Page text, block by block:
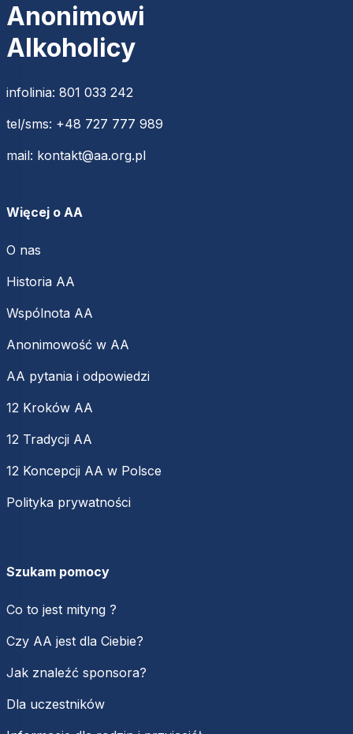
Anonimowi
Alkoholicy
infolinia: 801 033 242
tel/sms: +48 727 777 989
mail: kontakt@aa.org.pl
Więcej o AA
O nas
Historia AA
Wspólnota AA
Anonimowość w AA
AA pytania i odpowiedzi
12 Kroków AA
12 Tradycji AA
12 Koncepcji AA w Polsce
Polityka prywatności
Szukam pomocy
Co to jest mityng ?
Czy AA jest dla Ciebie?
Jak znaleźć sponsora?
Dla uczestników